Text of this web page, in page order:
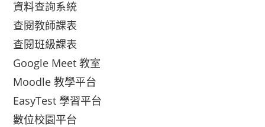
資料查詢系統
查閱教師課表
查閱班級課表
Google Meet 教室
Moodle 教學平台
EasyTest 學習平台
數位校園平台